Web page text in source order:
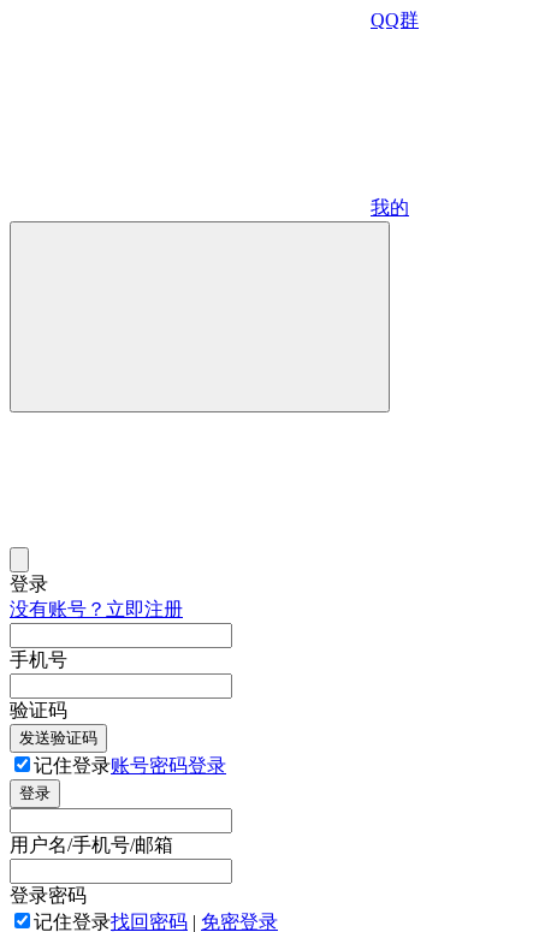
QQ群
我的
登录
没有账号？立即注册
手机号
验证码
发送验证码
记住登录账号密码登录
登录
用户名/手机号/邮箱
登录密码
记住登录找回密码 | 免密登录